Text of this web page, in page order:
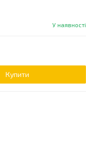
У наявності
Купити